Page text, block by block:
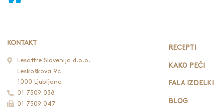
KONTAKT
Lesaffre Slovenija d.o.o.
Leskoškova 9c
1000 Ljubljana
01 7509 038
01 7509 047
RECEPTI
KAKO PEČI
FALA IZDELKI
BLOG